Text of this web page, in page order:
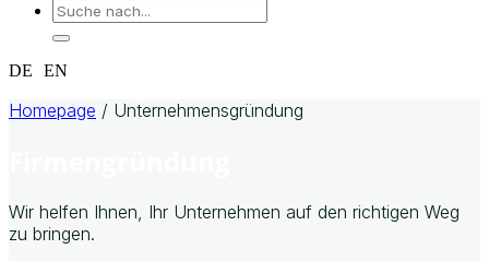
DE EN
Homepage / Unternehmensgründung
Wir helfen Ihnen, Ihr Unternehmen auf den richtigen Weg
zu bringen.